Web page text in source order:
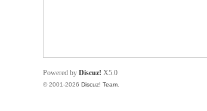
Powered by Discuz! X5.0
© 2001-2026 Discuz! Team